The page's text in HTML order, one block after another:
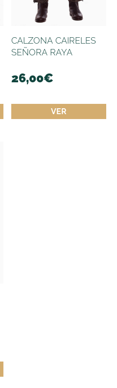
CALZONA CAIRELES
SEÑORA RAYA
26,00€
VER